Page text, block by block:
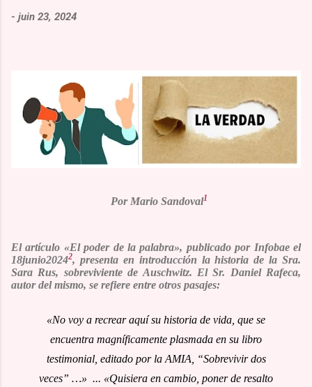
- juin 23, 2024
Por Mario Sandoval1
El artículo «El poder de la palabra», publicado por Infobae el
18junio20242, presenta en introducción la historia de la Sra.
Sara Rus, sobreviviente de Auschwitz. El Sr. Daniel Rafeca,
autor del mismo, se refiere entre otros pasajes:
«No voy a recrear aquí su historia de vida, que se
encuentra magníficamente plasmada en su libro
testimonial, editado por la AMIA, “Sobrevivir dos
veces” …» ... «Quisiera en cambio, poner de resalto